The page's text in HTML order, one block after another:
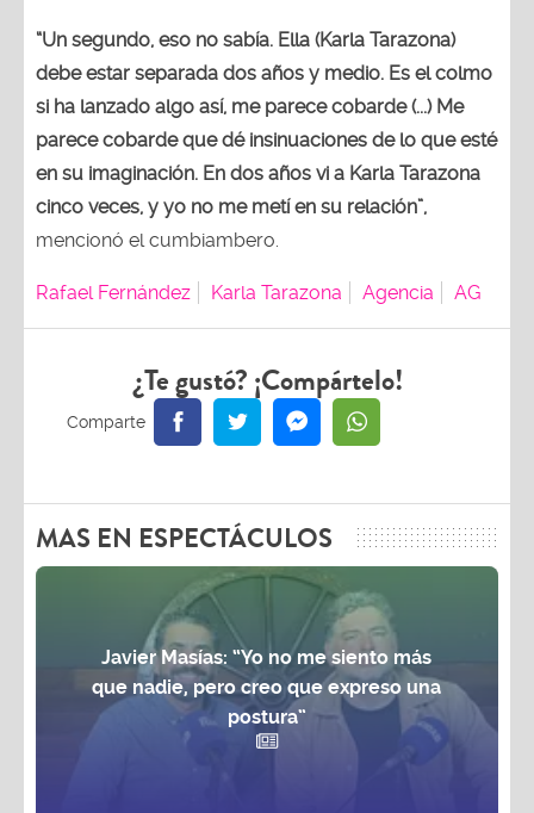
“Un segundo, eso no sabía. Ella (Karla Tarazona)
debe estar separada dos años y medio. Es el colmo
si ha lanzado algo así, me parece cobarde (...) Me
parece cobarde que dé insinuaciones de lo que esté
en su imaginación. En dos años vi a Karla Tarazona
cinco veces, y yo no me metí en su relación”,
mencionó el cumbiambero.
Rafael Fernández Karla Tarazona Agencia AG
¿Te gustó? ¡Compártelo!
MAS EN ESPECTÁCULOS
Javier Masías: “Yo no me siento más
que nadie, pero creo que expreso una
postura”